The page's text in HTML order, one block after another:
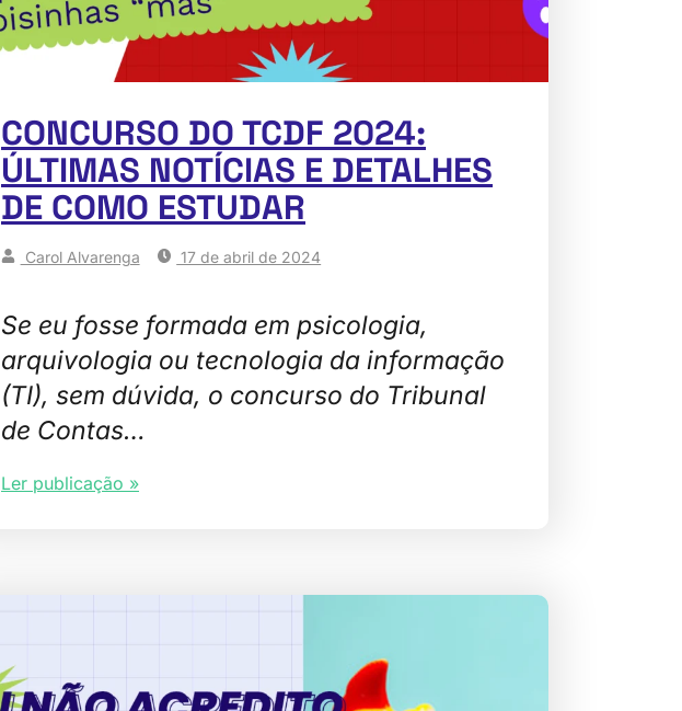
CONCURSO DO TCDF 2024:
ÚLTIMAS NOTÍCIAS E DETALHES
DE COMO ESTUDAR
Carol Alvarenga 17 de abril de 2024
Se eu fosse formada em psicologia,
arquivologia ou tecnologia da informação
(TI), sem dúvida, o concurso do Tribunal
de Contas…
Ler publicação »